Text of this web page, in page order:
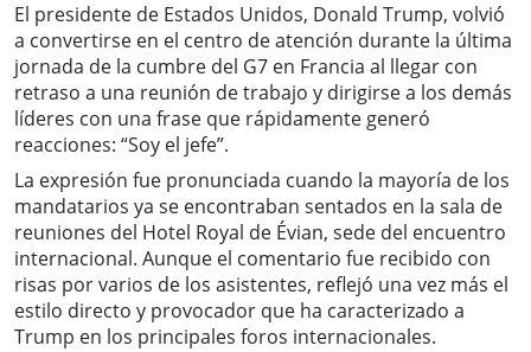
El presidente de Estados Unidos, Donald Trump, volvió
a convertirse en el centro de atención durante la última
jornada de la cumbre del G7 en Francia al llegar con
retraso a una reunión de trabajo y dirigirse a los demás
líderes con una frase que rápidamente generó
reacciones: “Soy el jefe”.
La expresión fue pronunciada cuando la mayoría de los
mandatarios ya se encontraban sentados en la sala de
reuniones del Hotel Royal de Évian, sede del encuentro
internacional. Aunque el comentario fue recibido con
risas por varios de los asistentes, reflejó una vez más el
estilo directo y provocador que ha caracterizado a
Trump en los principales foros internacionales.